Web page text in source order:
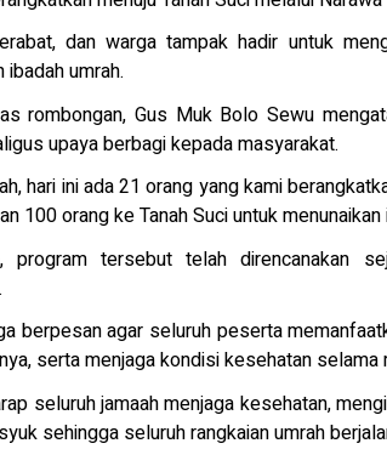
dan warga tampak hadir untuk
ibadah umrah.
rombongan, Gus Muk Bolo Sewu
upaya berbagi kepada masyarakat.
hari ini ada 21 orang yang kami
100 orang ke Tanah Suci untuk
program tersebut telah direncanakan
berpesan agar seluruh peserta
serta menjaga kondisi kesehatan selama
seluruh jamaah menjaga kesehatan,
sehingga seluruh rangkaian umrah